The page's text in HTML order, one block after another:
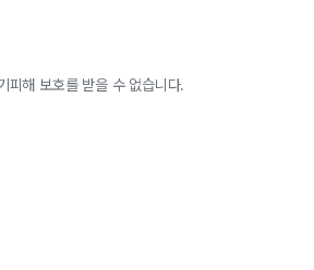
피해 보호를 받을 수 없습니다.